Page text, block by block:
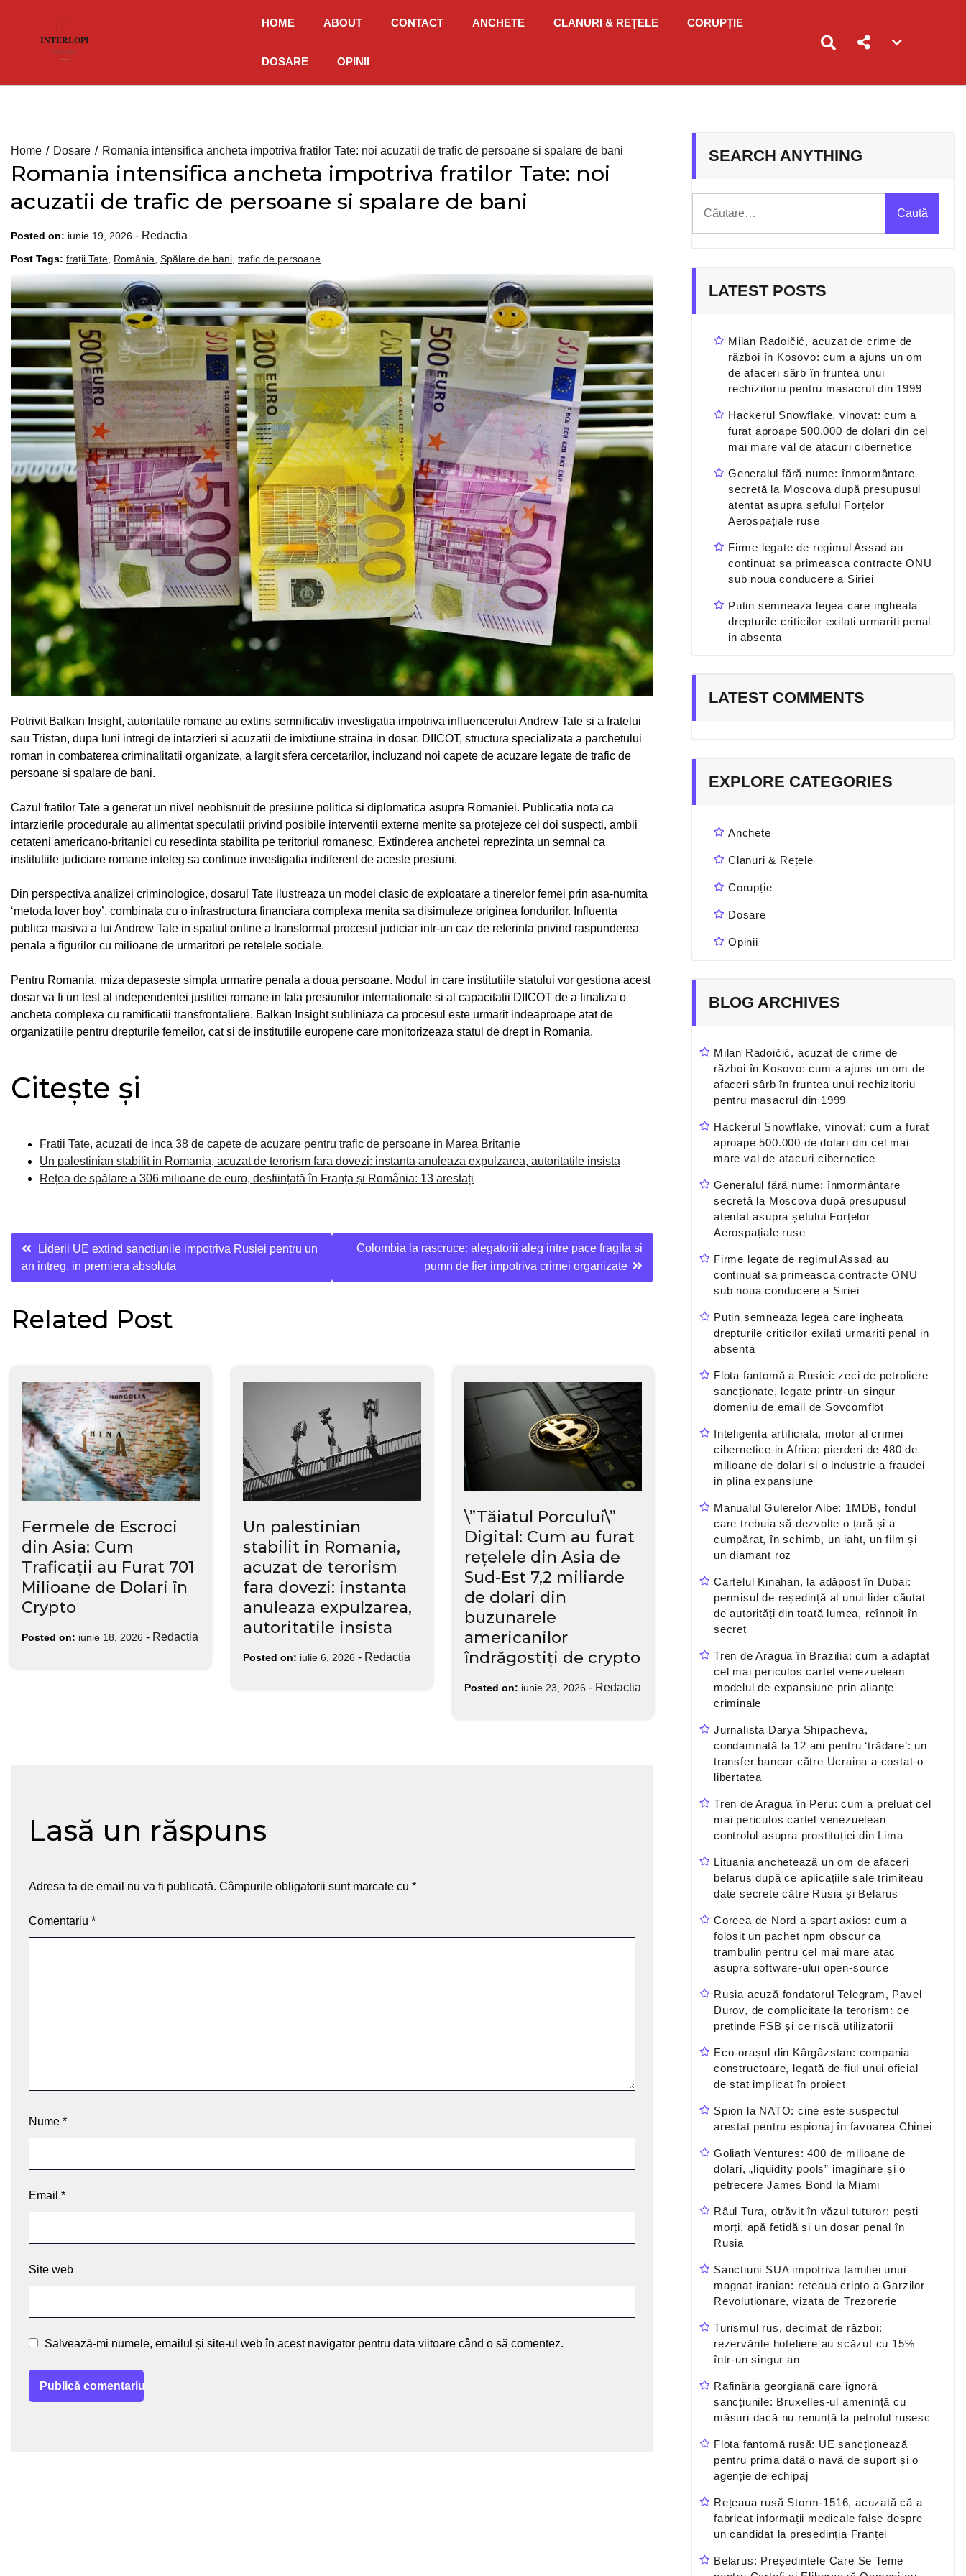
HOME ABOUT CONTACT ANCHETE CLANURI & REȚELE CORUPȚIE
DOSARE OPINII
toggle
Home Dosare Romania intensifica ancheta impotriva fratilor Tate: noi acuzatii de trafic de persoane si spalare de bani
Romania intensifica ancheta impotriva fratilor Tate: noi
acuzatii de trafic de persoane si spalare de bani
Posted on: iunie 19, 2026 - Redactia
Post Tags: frații Tate România Spălare de bani trafic de persoane
Potrivit Balkan Insight, autoritatile romane au extins semnificativ investigatia impotriva influencerului Andrew Tate si a fratelui
sau Tristan, dupa luni intregi de intarzieri si acuzatii de imixtiune straina in dosar. DIICOT, structura specializata a parchetului
roman in combaterea criminalitatii organizate, a largit sfera cercetarilor, incluzand noi capete de acuzare legate de trafic de
persoane si spalare de bani.
Cazul fratilor Tate a generat un nivel neobisnuit de presiune politica si diplomatica asupra Romaniei. Publicatia nota ca
intarzierile procedurale au alimentat speculatii privind posibile interventii externe menite sa protejeze cei doi suspecti, ambii
cetateni americano-britanici cu resedinta stabilita pe teritoriul romanesc. Extinderea anchetei reprezinta un semnal ca
institutiile judiciare romane inteleg sa continue investigatia indiferent de aceste presiuni.
Din perspectiva analizei criminologice, dosarul Tate ilustreaza un model clasic de exploatare a tinerelor femei prin asa-numita
‘metoda lover boy’, combinata cu o infrastructura financiara complexa menita sa disimuleze originea fondurilor. Influenta
publica masiva a lui Andrew Tate in spatiul online a transformat procesul judiciar intr-un caz de referinta privind raspunderea
penala a figurilor cu milioane de urmaritori pe retelele sociale.
Pentru Romania, miza depaseste simpla urmarire penala a doua persoane. Modul in care institutiile statului vor gestiona acest
dosar va fi un test al independentei justitiei romane in fata presiunilor internationale si al capacitatii DIICOT de a finaliza o
ancheta complexa cu ramificatii transfrontaliere. Balkan Insight subliniaza ca procesul este urmarit indeaproape atat de
organizatiile pentru drepturile femeilor, cat si de institutiile europene care monitorizeaza statul de drept in Romania.
Citește și
Fratii Tate, acuzati de inca 38 de capete de acuzare pentru trafic de persoane in Marea Britanie
Un palestinian stabilit in Romania, acuzat de terorism fara dovezi: instanta anuleaza expulzarea, autoritatile insista
Rețea de spălare a 306 milioane de euro, desființată în Franța și România: 13 arestați
Navigare
în
articole
Liderii UE extind sanctiunile impotriva Rusiei pentru un
an intreg, in premiera absoluta
Colombia la rascruce: alegatorii aleg intre pace fragila si
pumn de fier impotriva crimei organizate
Related Post
Fermele de Escroci
din Asia: Cum
Traficații au Furat 701
Milioane de Dolari în
Crypto
Posted on: iunie 18, 2026 - Redactia
Un palestinian
stabilit in Romania,
acuzat de terorism
fara dovezi: instanta
anuleaza expulzarea,
autoritatile insista
Posted on: iulie 6, 2026 - Redactia
\”Tăiatul Porcului\”
Digital: Cum au furat
rețelele din Asia de
Sud-Est 7,2 miliarde
de dolari din
buzunarele
americanilor
îndrăgostiți de crypto
Posted on: iunie 23, 2026 - Redactia
Lasă un răspuns
Adresa ta de email nu va fi publicată. Câmpurile obligatorii sunt marcate cu *
Comentariu *
Nume *
Email *
Site web
Salvează-mi numele, emailul și site-ul web în acest navigator pentru data viitoare când o să comentez.
SEARCH ANYTHING
după:
LATEST POSTS
Milan Radoičić, acuzat de crime de
război în Kosovo: cum a ajuns un om
de afaceri sârb în fruntea unui
rechizitoriu pentru masacrul din 1999
Hackerul Snowflake, vinovat: cum a
furat aproape 500.000 de dolari din cel
mai mare val de atacuri cibernetice
Generalul fără nume: înmormântare
secretă la Moscova după presupusul
atentat asupra șefului Forțelor
Aerospațiale ruse
Firme legate de regimul Assad au
continuat sa primeasca contracte ONU
sub noua conducere a Siriei
Putin semneaza legea care ingheata
drepturile criticilor exilati urmariti penal
in absenta
LATEST COMMENTS
EXPLORE CATEGORIES
Anchete
Clanuri & Rețele
Corupție
Dosare
Opinii
BLOG ARCHIVES
Milan Radoičić, acuzat de crime de
război în Kosovo: cum a ajuns un om de
afaceri sârb în fruntea unui rechizitoriu
pentru masacrul din 1999
Hackerul Snowflake, vinovat: cum a furat
aproape 500.000 de dolari din cel mai
mare val de atacuri cibernetice
Generalul fără nume: înmormântare
secretă la Moscova după presupusul
atentat asupra șefului Forțelor
Aerospațiale ruse
Firme legate de regimul Assad au
continuat sa primeasca contracte ONU
sub noua conducere a Siriei
Putin semneaza legea care ingheata
drepturile criticilor exilati urmariti penal in
absenta
Flota fantomă a Rusiei: zeci de petroliere
sancționate, legate printr-un singur
domeniu de email de Sovcomflot
Inteligenta artificiala, motor al crimei
cibernetice in Africa: pierderi de 480 de
milioane de dolari si o industrie a fraudei
in plina expansiune
Manualul Gulerelor Albe: 1MDB, fondul
care trebuia să dezvolte o țară și a
cumpărat, în schimb, un iaht, un film și
un diamant roz
Cartelul Kinahan, la adăpost în Dubai:
permisul de reședință al unui lider căutat
de autorități din toată lumea, reînnoit în
secret
Tren de Aragua în Brazilia: cum a adaptat
cel mai periculos cartel venezuelean
modelul de expansiune prin alianțe
criminale
Jurnalista Darya Shipacheva,
condamnată la 12 ani pentru ‘trădare’: un
transfer bancar către Ucraina a costat-o
libertatea
Tren de Aragua în Peru: cum a preluat cel
mai periculos cartel venezuelean
controlul asupra prostituției din Lima
Lituania anchetează un om de afaceri
belarus după ce aplicațiile sale trimiteau
date secrete către Rusia și Belarus
Coreea de Nord a spart axios: cum a
folosit un pachet npm obscur ca
trambulin pentru cel mai mare atac
asupra software-ului open-source
Rusia acuză fondatorul Telegram, Pavel
Durov, de complicitate la terorism: ce
pretinde FSB și ce riscă utilizatorii
Eco-orașul din Kârgâzstan: compania
constructoare, legată de fiul unui oficial
de stat implicat în proiect
Spion la NATO: cine este suspectul
arestat pentru espionaj în favoarea Chinei
Goliath Ventures: 400 de milioane de
dolari, „liquidity pools” imaginare și o
petrecere James Bond la Miami
Râul Tura, otrăvit în văzul tuturor: pești
morți, apă fetidă și un dosar penal în
Rusia
Sanctiuni SUA impotriva familiei unui
magnat iranian: reteaua cripto a Garzilor
Revolutionare, vizata de Trezorerie
Turismul rus, decimat de război:
rezervările hoteliere au scăzut cu 15%
într-un singur an
Rafinăria georgiană care ignoră
sancțiunile: Bruxelles-ul amenință cu
măsuri dacă nu renunță la petrolul rusesc
Flota fantomă rusă: UE sancționează
pentru prima dată o navă de suport și o
agenție de echipaj
Rețeaua rusă Storm-1516, acuzată că a
fabricat informații medicale false despre
un candidat la președinția Franței
Belarus: Președintele Care Se Teme